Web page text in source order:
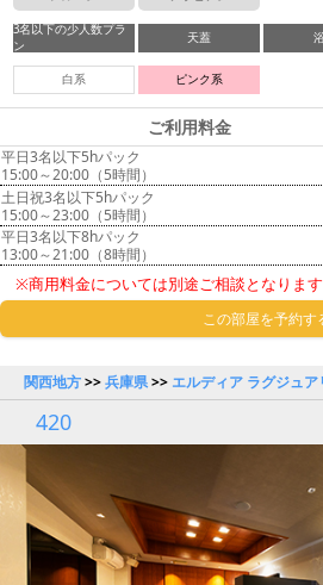
3名以下の少人数プラ
ン
天蓋
白系 ピンク系
ご利用料金
平日3名以下5hパック
15:00～20:00（5時間）
土日祝3名以下5hパック
15:00～23:00（5時間）
平日3名以下8hパック
13:00～21:00（8時間）
※商用料金については別途ご相談となります
この部屋を予約す
関西地方>>兵庫県>> エルディア ラグジュア
420